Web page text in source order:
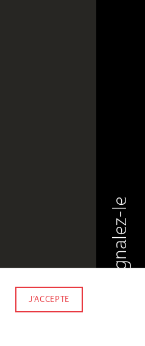
Signalez-le
J’ACCEPTE